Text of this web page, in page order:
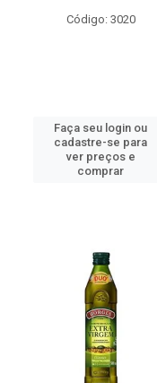
Código: 3020
Faça seu login ou
cadastre-se para
ver preços e
comprar